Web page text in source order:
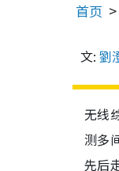
首页
文: 劉
无线
测多
先后